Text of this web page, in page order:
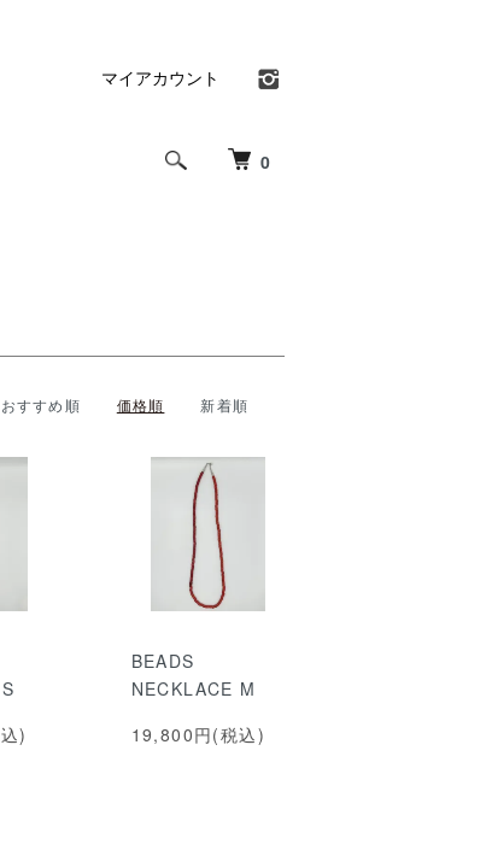
0
マイアカウント
おすすめ順 価格順 新着順
)
BEADS
NECKLACE M
19,800円(税込)